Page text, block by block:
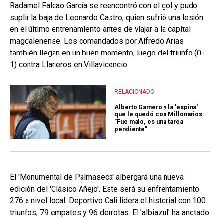
Radamel Falcao García se reencontró con el gol y pudo
suplir la baja de Leonardo Castro, quien sufrió una lesión
en el último entrenamiento antes de viajar a la capital
magdalenense. Los comandados por Alfredo Arias
también llegan en un buen momento, luego del triunfo (0-
1) contra Llaneros en Villavicencio.
RELACIONADO
Alberto Gamero y la 'espina'
que le quedó con Millonarios:
"Fue malo, es una tarea
pendiente"
El 'Monumental de Palmaseca' albergará una nueva
edición del 'Clásico Añejo'. Este será su enfrentamiento
276 a nivel local. Deportivo Cali lidera el historial con 100
triunfos, 79 empates y 96 derrotas. El 'albiazul' ha anotado